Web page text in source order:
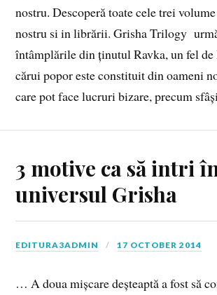
nostru. Descoperă toate cele trei
nostru si in librării. Grisha Trilogy
întâmplările din ținutul Ravka, un fel de
cărui popor este constituit din oameni
care pot face lucruri bizare, precum
3 motive ca să intri
universul Grisha
EDITURA3ADMIN 17 OCTOBER 2014
… A doua mișcare deșteaptă a fost să